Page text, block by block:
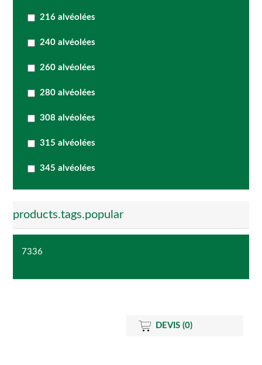
216 alvéolées
240 alvéolées
260 alvéolées
280 alvéolées
308 alvéolées
315 alvéolées
345 alvéolées
products.tags.popular
7336
DEVIS (0)